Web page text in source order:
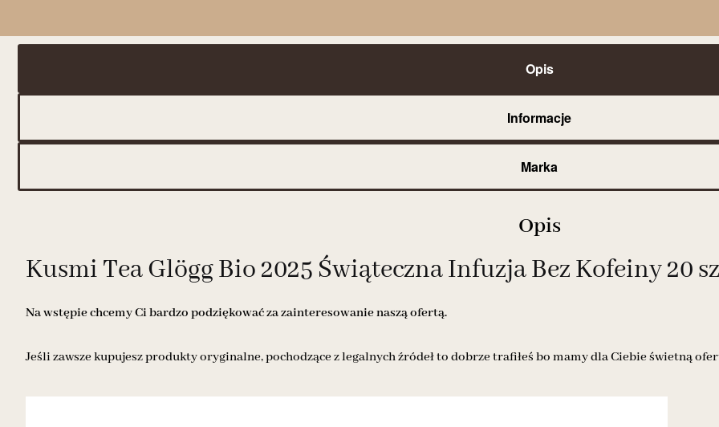
Opis
Informacje
Marka
Opis
Kusmi Tea Glögg Bio 2025 Świąteczna Infuzja Bez Kofeiny 20
Na wstępie chcemy Ci bardzo podziękować za zainteresowanie naszą ofertą.
Jeśli zawsze kupujesz produkty oryginalne, pochodzące z legalnych źródeł to dobrze trafiłeś bo mamy dla Ciebie świetną